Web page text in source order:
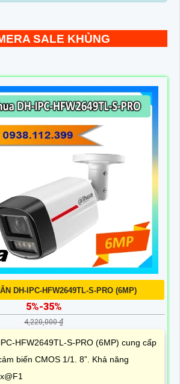
SALE KHỦNG
DH-IPC-HFW2649TL-S-PRO (6MP)
5%-35%
4,220,000 ₫
HFW2649TL-S-PRO (6MP) cung cấp
biến CMOS 1/1. 8”. Khả năng